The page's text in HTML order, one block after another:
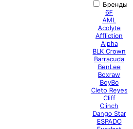
Бренды
6F
AML
Acolyte
Affliction
Alpha
BLK Crown
Barracuda
BenLee
Boxraw
BoyBo
Cleto Reyes
Cliff
Clinch
Dango Star
ESPADO